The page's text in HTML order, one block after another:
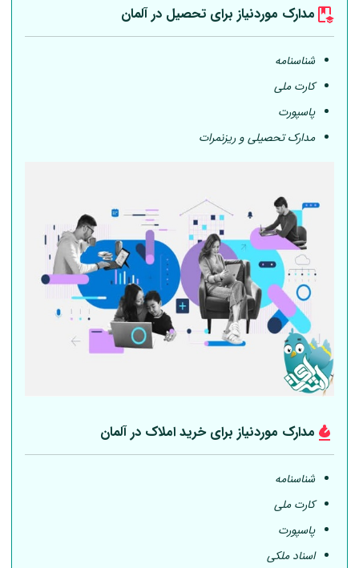
مدارک موردنیاز برای تحصیل درآلمان
شناسنامه
کارت ملی
پاسپورت
مدارک تحصیلی و ریزنمرات
مدارک موردنیاز برای خرید املاک درآلمان
شناسنامه
کارت ملی
پاسپورت
اسناد ملکی